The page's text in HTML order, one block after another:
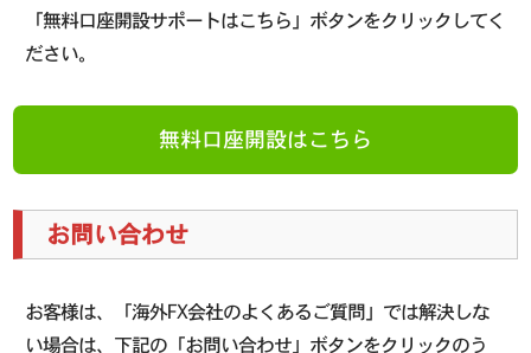
「無料口座開設サポートはこちら」ボタンをクリックしてく
ださい。
無料口座開設はこちら
お問い合わせ
お客様は、「海外FX会社のよくあるご質問」では解決しな
い場合は、下記の「お問い合わせ」ボタンをクリックのう